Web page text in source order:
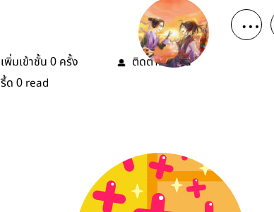
เพิ่มเข้าชั้น 0 ครั้ง ติดตาม0คน
รี้ด 0 read